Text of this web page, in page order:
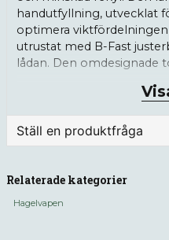
handutfyllning, utvecklat
optimera
utrustat med B-Fast
lådan. Den omdesignade
och stänga mekanismen.
MicroCore®
handutfyllnad
Ställ en produktfråga
Fråga oss något om
Relaterade kategorier
Hagelvapen